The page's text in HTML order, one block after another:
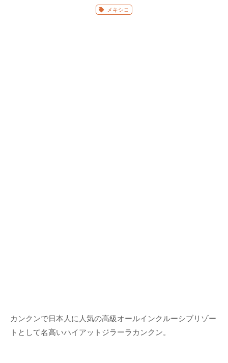
メキシコ
カンクンで日本人に人気の高級オールインクルーシブリゾー
トとして名高いハイアットジラーラカンクン。